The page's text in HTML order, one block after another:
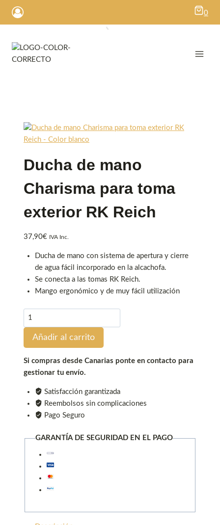
Saltar
0
Ducha de mano
Charisma para toma
exterior RK Reich
37,90€ IVA Inc.
Ducha de mano con sistema de apertura y cierre
de agua fácil incorporado en la alcachofa.
Se conecta a las tomas RK Reich.
Mango ergonómico y de muy fácil utilización
Ducha
de
mano
Charisma
para
toma
Reich
cantidad
Añadir al carrito
Si compras desde Canarias ponte en contacto para
gestionar tu envío.
Satisfacción garantizada
Reembolsos sin complicaciones
Pago Seguro
GARANTÍA DE SEGURIDAD EN EL PAGO